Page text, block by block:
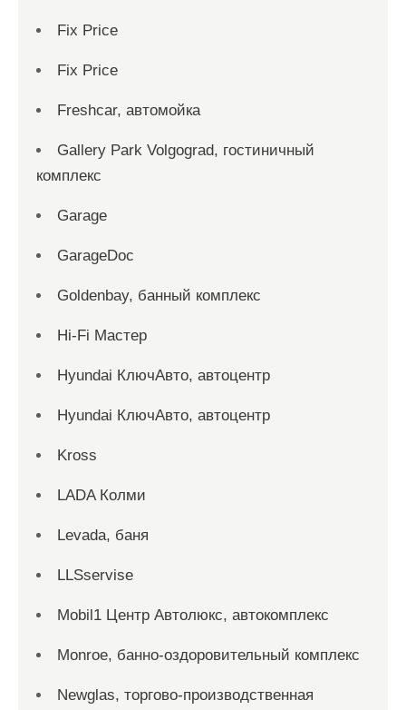
Fix Price
Fix Price
Freshcar, автомойка
Gallery Park Volgograd, гостиничный
комплекс
Garage
GarageDoc
Goldenbay, банный комплекс
Hi-Fi Мастер
Hyundai КлючАвто, автоцентр
Hyundai КлючАвто, автоцентр
Kross
LADA Колми
Levada, баня
LLSservise
Mobil1 Центр Автолюкс, автокомплекс
Monroe, банно-оздоровительный комплекс
Newglas, торгово-производственная